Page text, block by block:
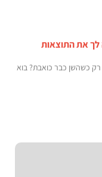
לך את התוצאות
רק כשהשן כבר כואבת? בוא